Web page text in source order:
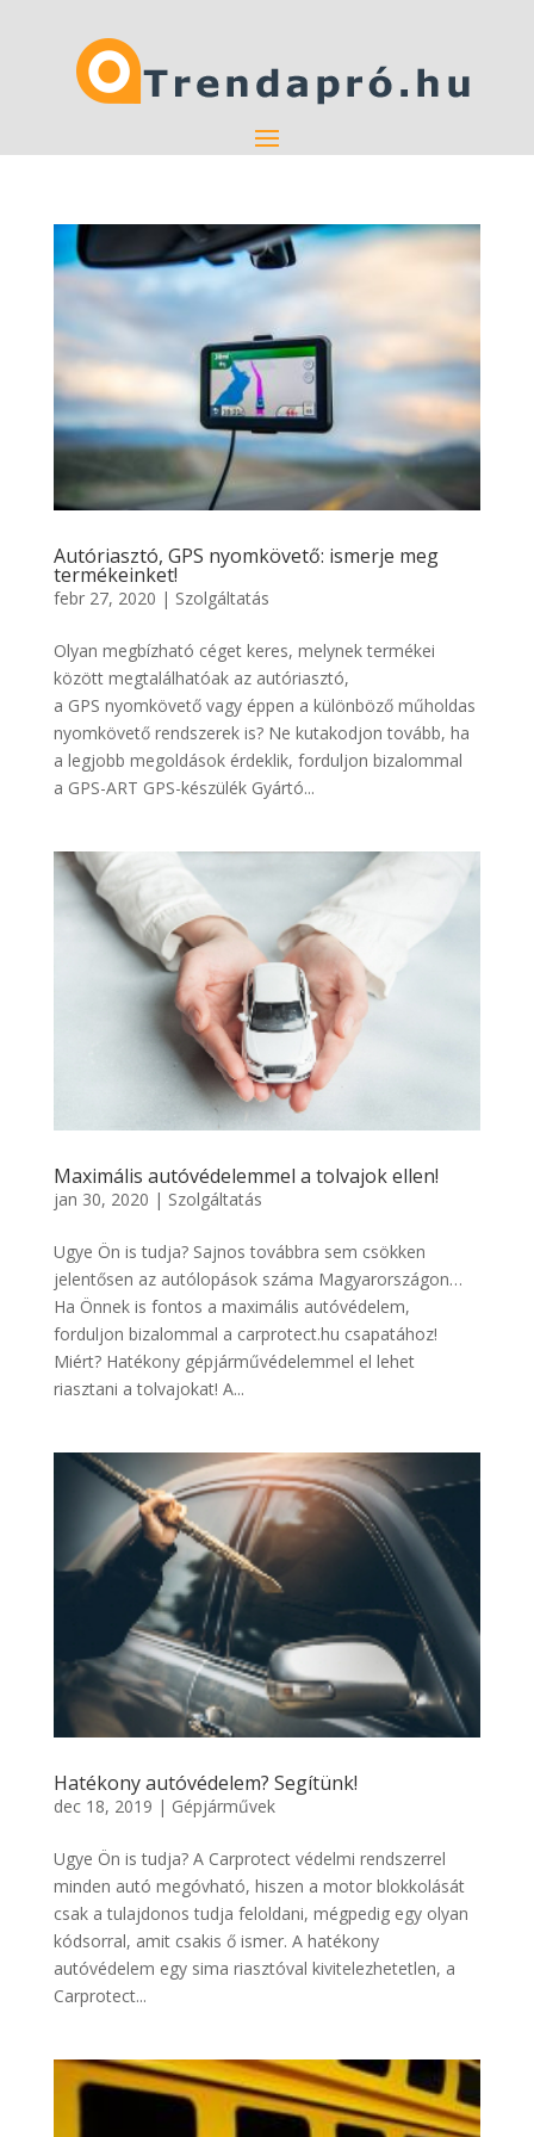
Autóriasztó, GPS nyomkövető: ismerje meg
termékeinket!
febr 27, 2020 | Szolgáltatás
Olyan megbízható céget keres, melynek termékei
között megtalálhatóak az autóriasztó,
a GPS nyomkövető vagy éppen a különböző műholdas
nyomkövető rendszerek is? Ne kutakodjon tovább, ha
a legjobb megoldások érdeklik, forduljon bizalommal
a GPS-ART GPS-készülék Gyártó...
Maximális autóvédelemmel a tolvajok ellen!
jan 30, 2020 | Szolgáltatás
Ugye Ön is tudja? Sajnos továbbra sem csökken
jelentősen az autólopások száma Magyarországon…
Ha Önnek is fontos a maximális autóvédelem,
forduljon bizalommal a carprotect.hu csapatához!
Miért? Hatékony gépjárművédelemmel el lehet
riasztani a tolvajokat! A...
Hatékony autóvédelem? Segítünk!
dec 18, 2019 | Gépjárművek
Ugye Ön is tudja? A Carprotect védelmi rendszerrel
minden autó megóvható, hiszen a motor blokkolását
csak a tulajdonos tudja feloldani, mégpedig egy olyan
kódsorral, amit csakis ő ismer. A hatékony
autóvédelem egy sima riasztóval kivitelezhetetlen, a
Carprotect...